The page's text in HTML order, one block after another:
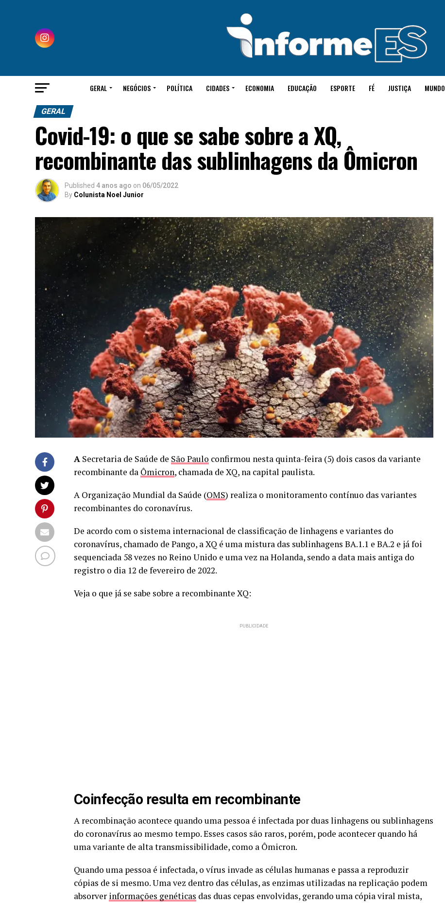
GERAL NEGÓCIOS POLÍTICA CIDADES ECONOMIA EDUCAÇÃO ESPORTE FÉ JUSTIÇA MUNDO
GERAL
Covid-19: o que se sabe sobre a XQ,
recombinante das sublinhagens da Ômicron
Published 4 anos ago on 06/05/2022
By Colunista Noel Junior
A Secretaria de Saúde de São Paulo confirmou nesta quinta-feira (5) dois casos da variante
recombinante da Ômicron, chamada de XQ, na capital paulista.
A Organização Mundial da Saúde (OMS) realiza o monitoramento contínuo das variantes
recombinantes do coronavírus.
De acordo com o sistema internacional de classificação de linhagens e variantes do
coronavírus, chamado de Pango, a XQ é uma mistura das sublinhagens BA.1.1 e BA.2 e já foi
sequenciada 58 vezes no Reino Unido e uma vez na Holanda, sendo a data mais antiga do
registro o dia 12 de fevereiro de 2022.
Veja o que já se sabe sobre a recombinante XQ:
Coinfecção resulta em recombinante
A recombinação acontece quando uma pessoa é infectada por duas linhagens ou sublinhagens
do coronavírus ao mesmo tempo. Esses casos são raros, porém, pode acontecer quando há
uma variante de alta transmissibilidade, como a Ômicron.
Quando uma pessoa é infectada, o vírus invade as células humanas e passa a reproduzir
cópias de si mesmo. Uma vez dentro das células, as enzimas utilizadas na replicação podem
absorver informações genéticas das duas cepas envolvidas, gerando uma cópia viral mista,